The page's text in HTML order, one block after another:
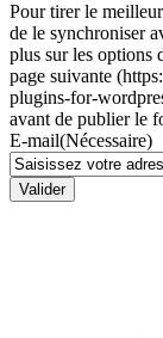
Pour tirer le
de le synchroniser
plus sur les options
page suivante
plugins-for-
avant de publier le
E-mail(Nécessaire)
Valider